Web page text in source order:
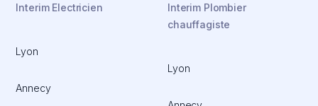
Interim Electricien
Lyon
Annecy
Interim Plombier
chauffagiste
Lyon